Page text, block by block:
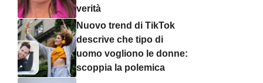
verità
Nuovo trend di TikTok
descrive che tipo di
uomo vogliono le donne:
scoppia la polemica